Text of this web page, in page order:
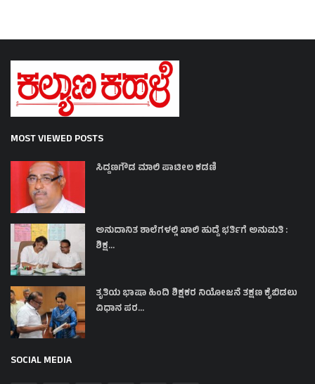
MOST VIEWED POSTS
ಸಿದ್ದಣಗೌಡ ಮಾಲಿ ಪಾಟೀಲ ಕಡಣಿ
ಅನುದಾನಿತ ಶಾಲೆಗಳಲ್ಲಿ ಖಾಲಿ ಹುದ್ದೆ ಭರ್ತಿಗೆ ಅನುಮತಿ :
ಶಿಕ್ಷ...
ತೃತಿಯ ಭಾಷಾ ಹಿಂದಿ ಶಿಕ್ಷಕರ ನಿಯೋಜನೆ ತಕ್ಷಣ ಕೈಬಿಡಲು
ವಿಧಾನ ಪರ...
SOCIAL MEDIA